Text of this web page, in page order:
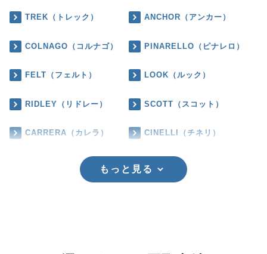
TREK（トレック） ANCHOR（アンカー）
COLNAGO（コルナゴ） PINARELLO（ピナレロ）
FELT（フェルト） LOOK（ルック）
RIDLEY（リドレー） SCOTT（スコット）
CARRERA（カレラ） CINELLI（チネリ）
もっと見る